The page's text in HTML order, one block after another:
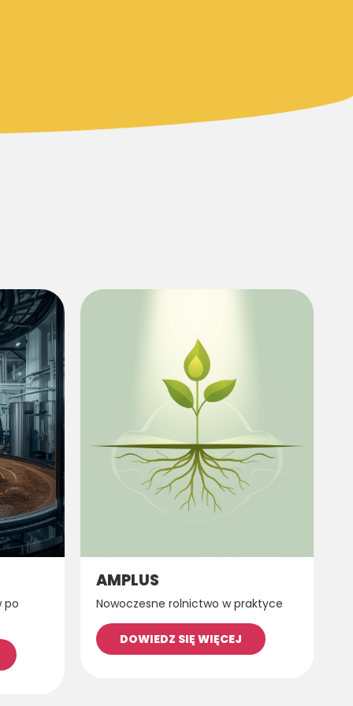
po
AMPLUS
Nowoczesne rolnictwo w praktyce
DOWIEDZ SIĘ WIĘCEJ